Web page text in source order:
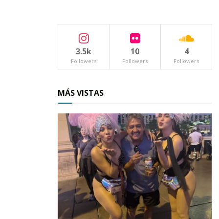
En esta ocasión conoceremos a dos de ellas.
NOMBRE:Belen Elías
3.5k
Followers
10
Followers
4
Followers
MÁS VISTAS